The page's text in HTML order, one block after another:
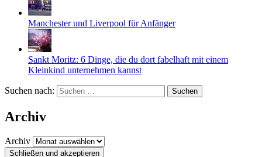
Manchester und Liverpool für Anfänger
Sankt Moritz: 6 Dinge, die du dort fabelhaft mit einem
Kleinkind unternehmen kannst
Suchen nach:
Archiv
Archiv